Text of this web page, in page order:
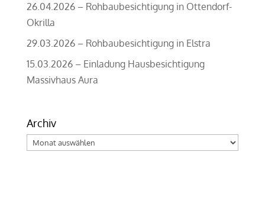
26.04.2026 – Rohbaubesichtigung in Ottendorf-
Okrilla
29.03.2026 – Rohbaubesichtigung in Elstra
15.03.2026 – Einladung Hausbesichtigung
Massivhaus Aura
Archiv
Archiv